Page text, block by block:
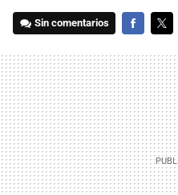
Sin comentarios